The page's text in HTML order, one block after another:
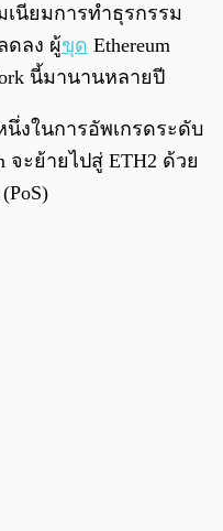
เนียมการทำธุรกรรม
ดลง ผู้ขุด Ethereum
นี้มานานหลายปี
นึ่งในการอัพเกรดระดับ
จะย้ายไปสู่ ​​ETH2 ด้วย